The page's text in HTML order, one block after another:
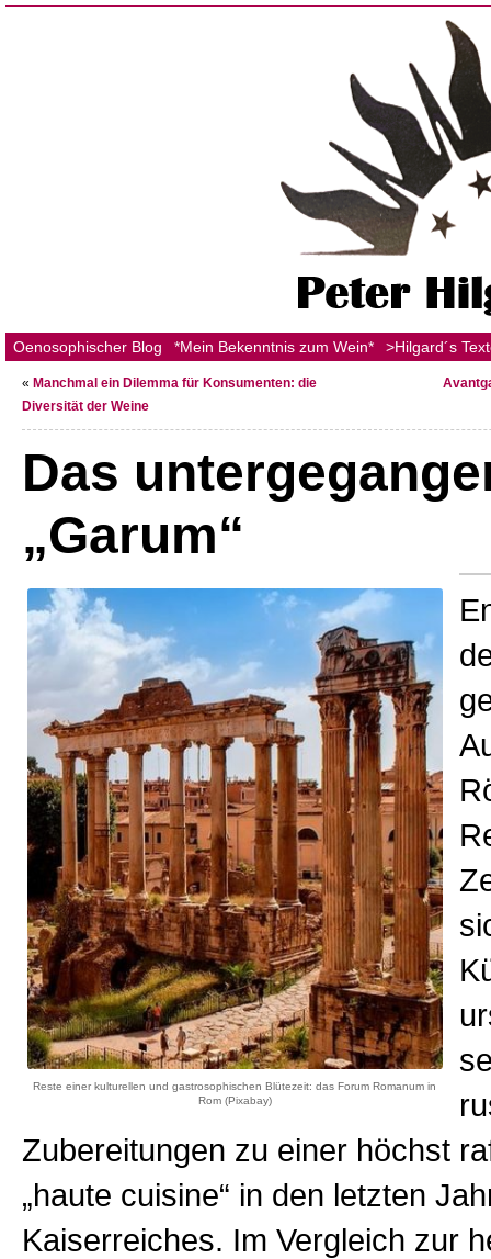
Oenosophischer Blog *Mein Bekenntnis zum Wein* >Hilgard´s
« Manchmal ein Dilemma für Konsumenten: die
Diversität der Weine
Das
„Garum“
Reste einer kulturellen und gastrosophischen Blütezeit: das Forum Romanum in
Rom (Pixabay)
Zubereitungen zu einer höchst
„haute cuisine“ in den letzten
Kaiserreiches. Im Vergleich zur